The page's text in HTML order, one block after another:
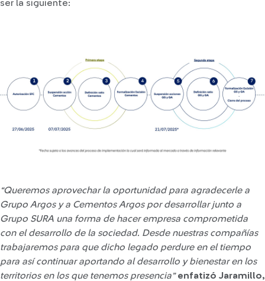
ser la siguiente:
“Queremos aprovechar la oportunidad para agradecerle a
Grupo Argos y a Cementos Argos por desarrollar junto a
Grupo SURA una forma de hacer empresa comprometida
con el desarrollo de la sociedad. Desde nuestras compañías
trabajaremos para que dicho legado perdure en el tiempo
para así continuar aportando al desarrollo y bienestar en los
territorios en los que tenemos presencia” enfatizó Jaramillo,